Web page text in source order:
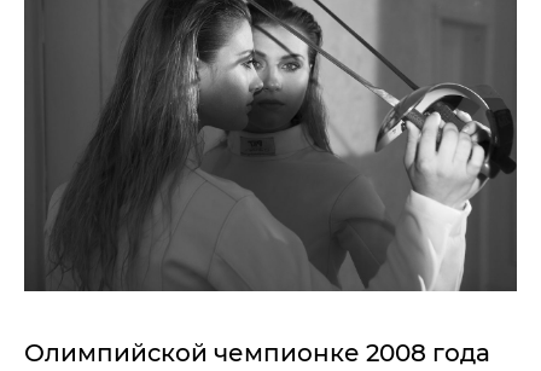
Олимпийской чемпионке 2008 года